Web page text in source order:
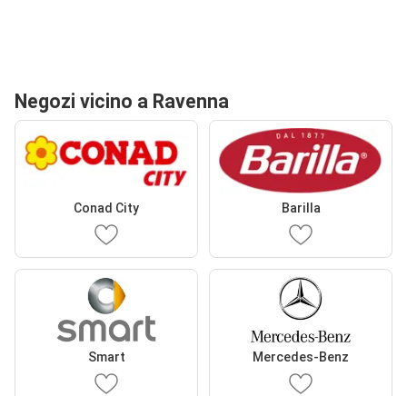
Negozi vicino a Ravenna
Conad City Barilla
Smart Mercedes-Benz